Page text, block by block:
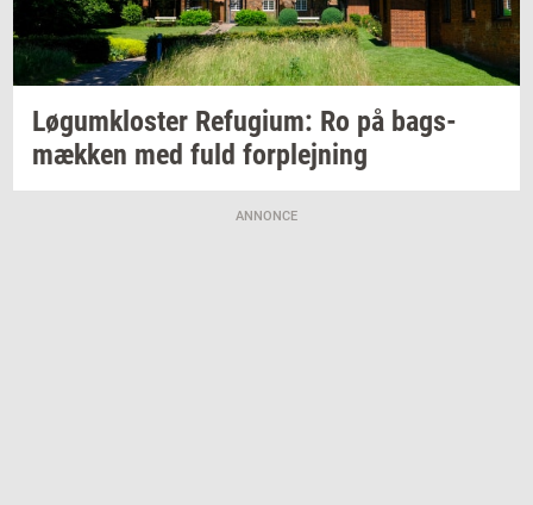
Løgum­klo­ster Re­fu­gi­um: Ro på bags­
mæk­ken med fuld for­plej­ning
ANNONCE